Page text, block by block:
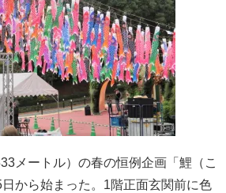
メートル）の春の恒例企画「鯉（こ
から始まった。1階正面玄関前に色